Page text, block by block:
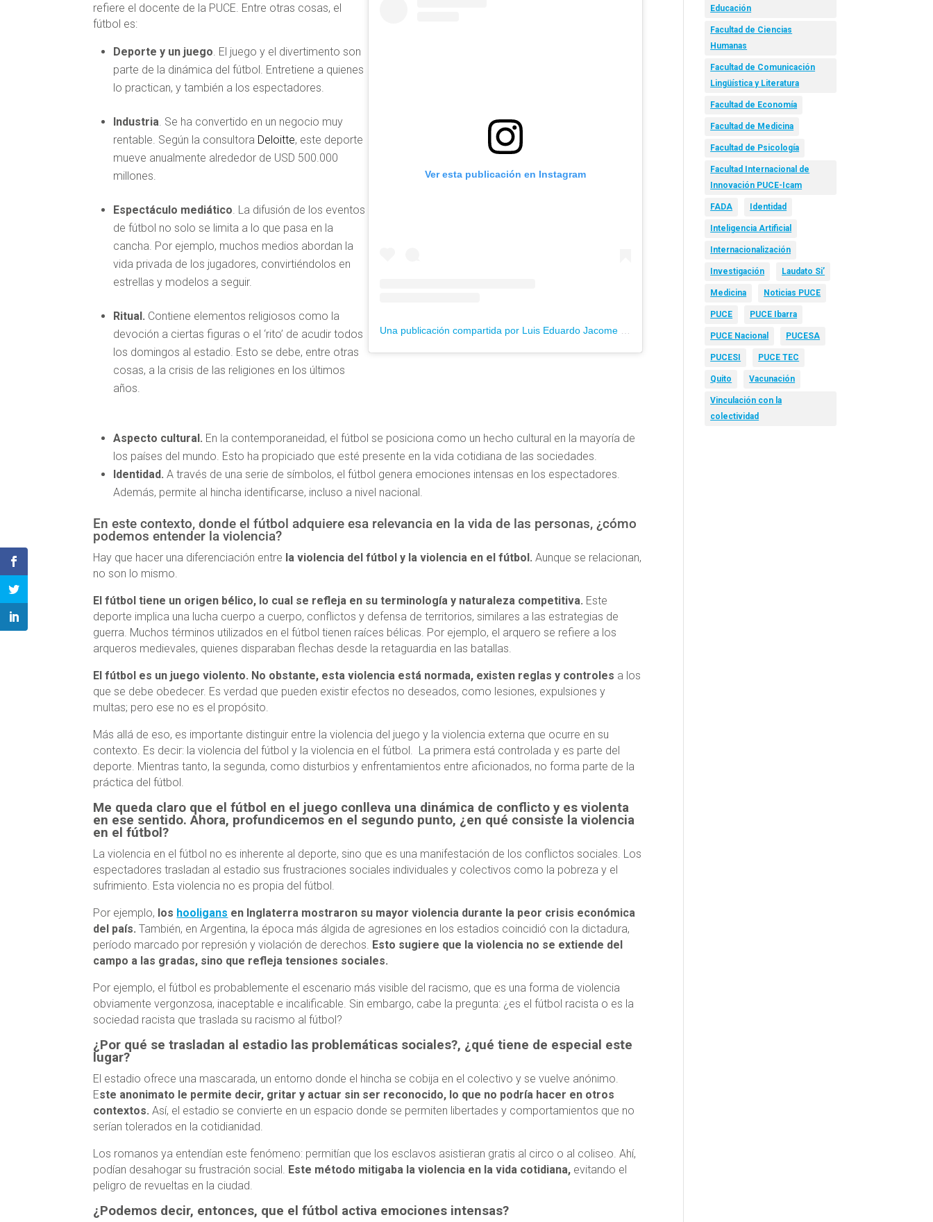
refiere el docente de la PUCE. Entre otras cosas, el
fútbol es:
Deporte y un juego. El juego y el divertimento son
parte de la dinámica del fútbol. Entretiene a quienes
lo practican, y también a los espectadores.
Industria. Se ha convertido en un negocio muy
rentable. Según la consultora Deloitte, este deporte
mueve anualmente alrededor de USD 500.000
millones.
Espectáculo mediático. La difusión de los eventos
de fútbol no solo se limita a lo que pasa en la
cancha. Por ejemplo, muchos medios abordan la
vida privada de los jugadores, convirtiéndolos en
estrellas y modelos a seguir.
Ritual. Contiene elementos religiosos como la
devoción a ciertas figuras o el ‘rito’ de acudir todos
los domingos al estadio. Esto se debe, entre otras
cosas, a la crisis de las religiones en los últimos
años.
Ver esta publicación en Instagram
Aspecto cultural. En la contemporaneidad, el fútbol se posiciona como un hecho cultural en la mayoría de
los países del mundo. Esto ha propiciado que esté presente en la vida cotidiana de las sociedades.
Identidad.A través de una serie de símbolos, el fútbol genera emociones intensas en los espectadores.
Además, permite al hincha identificarse, incluso a nivel nacional.
En este contexto, donde el fútbol adquiere esa relevancia en la vida de las personas, ¿cómo
podemos entender la violencia?
Hay que hacer una diferenciación entre la violencia del fútbol y la violencia en el fútbol.Aunque se relacionan,
no son lo mismo.
El fútbol tiene un origen bélico, lo cual se refleja en su terminología y naturaleza competitiva. Este
deporte implica una lucha cuerpo a cuerpo, conflictos y defensa de territorios, similares a las estrategias de
guerra. Muchos términos utilizados en el fútbol tienen raíces bélicas. Por ejemplo, el arquero se refiere a los
arqueros medievales, quienes disparaban flechas desde la retaguardia en las batallas.
El fútbol es un juego violento. No obstante, esta violencia está normada, existen reglas y controles a los
que se debe obedecer. Es verdad que pueden existir efectos no deseados, como lesiones, expulsiones y
multas; pero ese no es el propósito.
Más allá de eso, es importante distinguir entre la violencia del juego y la violencia externa que ocurre en su
contexto. Es decir: la violencia del fútbol y la violencia en el fútbol. La primera está controlada y es parte del
deporte. Mientras tanto, la segunda, como disturbios y enfrentamientos entre aficionados, no forma parte de la
práctica del fútbol.
Me queda claro que el fútbol en el juego conlleva una dinámica de conflicto y es violenta
en ese sentido. Ahora, profundicemos en el segundo punto, ¿en qué consiste la violencia
en el fútbol?
La violencia en el fútbol no es inherente al deporte, sino que es una manifestación de los conflictos sociales. Los
espectadores trasladan al estadio sus frustraciones sociales individuales y colectivos como la pobreza y el
sufrimiento. Esta violencia no es propia del fútbol.
Por ejemplo, los hooligans en Inglaterra mostraron su mayor violencia durante la peor crisis económica
del país.También, en Argentina, la época más álgida de agresiones en los estadios coincidió con la dictadura,
período marcado por represión y violación de derechos. Esto sugiere que la violencia no se extiende del
campo a las gradas, sino que refleja tensiones sociales.
Por ejemplo, el fútbol es probablemente el escenario más visible del racismo, que es una forma de violencia
obviamente vergonzosa, inaceptable e incalificable. Sin embargo, cabe la pregunta: ¿es el fútbol racista o es la
sociedad racista que traslada su racismo al fútbol?
¿Por qué se trasladan al estadio las problemáticas sociales?, ¿qué tiene de especial este
lugar?
El estadio ofrece una mascarada, un entorno donde el hincha se cobija en el colectivo y se vuelve anónimo.
Este anonimato le permite decir, gritar y actuar sin ser reconocido, lo que no podría hacer en otros
contextos.Así, el estadio se convierte en un espacio donde se permiten libertades y comportamientos que no
serían tolerados en la cotidianidad.
Los romanos ya entendían este fenómeno: permitían que los esclavos asistieran gratis al circo o al coliseo. Ahí,
podían desahogar su frustración social. Este método mitigaba la violencia en la vida cotidiana, evitando el
peligro de revueltas en la ciudad.
¿Podemos decir, entonces, que el fútbol activa emociones intensas?
Educación
Facultad de Ciencias
Humanas
Facultad de Comunicación
Lingüística y Literatura
Facultad de Economía
Facultad de Medicina
Facultad de Psicología
Facultad Internacional de
Innovación PUCE-Icam
FADA Identidad
Inteligencia Artificial
Internacionalización
Investigación Laudato Si’
Medicina Noticias PUCE
PUCE PUCE Ibarra
PUCE Nacional PUCESA
PUCESI PUCE TEC
Quito Vacunación
Vinculación con la
colectividad